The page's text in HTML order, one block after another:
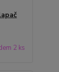
2 ks